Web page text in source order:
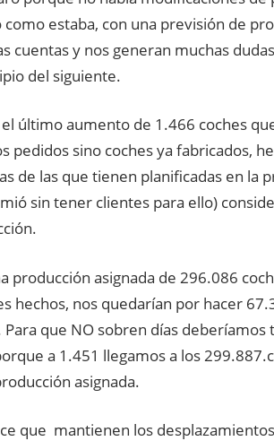
como estaba, con una previsión de
cuentas y nos generan muchas
del siguiente.
último aumento de 1.466 coches
pedidos sino coches ya fabricados,
de las que tienen planificadas en la
sin tener clientes para ello)
producción asignada de 296.086
hechos, nos quedarían por hacer
Para que NO sobren días
a 1.451 llegamos a los
asignada.
que mantienen los